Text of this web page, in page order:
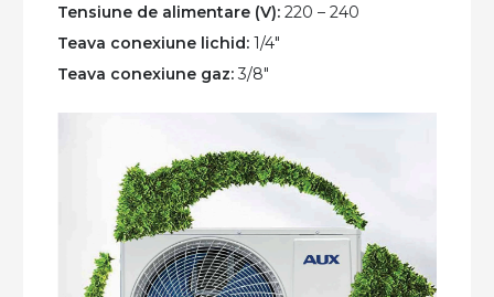
Tensiune de alimentare (V): 220 – 240
Teava conexiune lichid: 1/4″
Teava conexiune gaz:3/8″